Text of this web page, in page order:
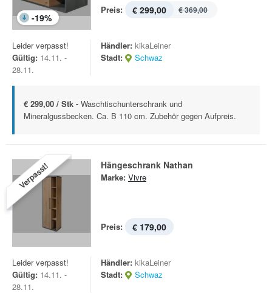
-19%
Preis: € 299,00 € 369,00
Leider verpasst!
Gültig: 14.11. -
28.11.
Händler: kikaLeiner
Stadt:
Schwaz
€ 299,00 / Stk - Waschtischunterschrank und
Mineralgussbecken. Ca. B 110 cm. Zubehör gegen Aufpreis.
Verpasst! Hängeschrank Nathan
Marke: Vivre
Preis: € 179,00
Leider verpasst!
Gültig: 14.11. -
28.11.
Händler: kikaLeiner
Stadt:
Schwaz